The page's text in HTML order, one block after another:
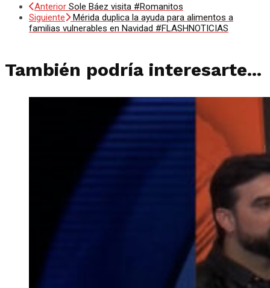
Anterior Sole Báez visita #Romanitos
Siguiente
Mérida duplica la ayuda para alimentos a
familias vulnerables en Navidad #FLASHNOTICIAS
También podría interesarte...